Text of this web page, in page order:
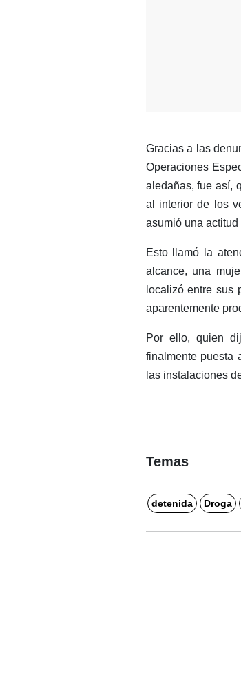
Gracias a las
Operaciones
aledañas, fue así,
al interior de los
asumió una
Esto llamó la
alcance, una
localizó entre sus
aparentemente
Por ello, quien
finalmente puesta
las instalaciones
Temas
detenida Droga